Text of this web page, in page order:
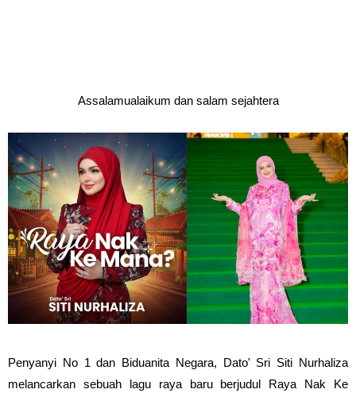
Assalamualaikum dan salam sejahtera
Penyanyi No 1 dan Biduanita Negara, Dato' Sri Siti Nurhaliza
melancarkan sebuah lagu raya baru berjudul Raya Nak Ke